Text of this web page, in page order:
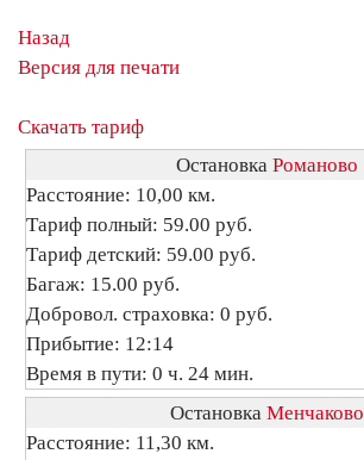
Назад
Версия для печати
Скачать тариф
Остановка Романово
Расстояние: 10,00 км.
Тариф полный: 59.00 руб.
Тариф детский: 59.00 руб.
Багаж: 15.00 руб.
Добровол. страховка: 0 руб.
Прибытие: 12:14
Время в пути: 0 ч. 24 мин.
Остановка Менчаково
Расстояние: 11,30 км.